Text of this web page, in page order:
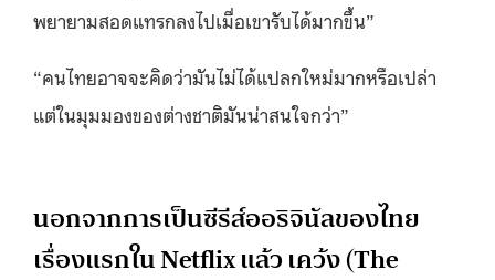
พยายามสอดแทรกลงไปเมื่อเขารับได้มากขึ้น”
“คนไทยอาจจะคิดว่ามันไม่ได้แปลกใหม่มากหรือเปล่า
แต่ในมุมมองของต่างชาติมันน่าสนใจกว่า”
นอกจากการเป็นซีรีส์ออริจินัลของไทย
เรื่องแรกใน Netflix แล้ว เคว้ง (The